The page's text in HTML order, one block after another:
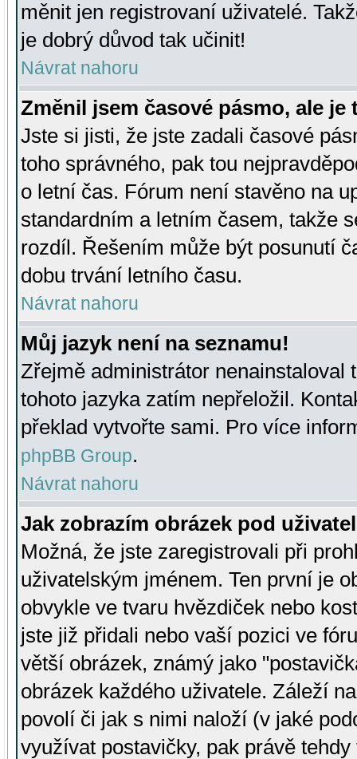
měnit jen registrovaní uživatelé.
je dobrý důvod tak učinit!
Návrat nahoru
Změnil jsem časové pásmo, ale je
Jste si jisti, že jste zadali časové
toho správného, pak tou
o letní čas. Fórum není stavěno na
standardním a letním časem, takže
rozdíl. Řešením může být posunutí
dobu trvání letního času.
Návrat nahoru
Můj jazyk není na seznamu!
Zřejmě administrátor nenainstaloval
tohoto jazyka zatím nepřeložil.
překlad vytvořte sami. Pro více
phpBB Group.
Návrat nahoru
Jak zobrazím obrázek pod
Možná, že jste zaregistrovali při
uživatelským jménem. Ten první je
obvykle ve tvaru hvězdiček nebo
jste již přidali nebo vaší pozici ve
větší obrázek, známý jako
obrázek každého uživatele. Záleží
povolí či jak s nimi naloží (v jaké
využívat postavičky, pak právě